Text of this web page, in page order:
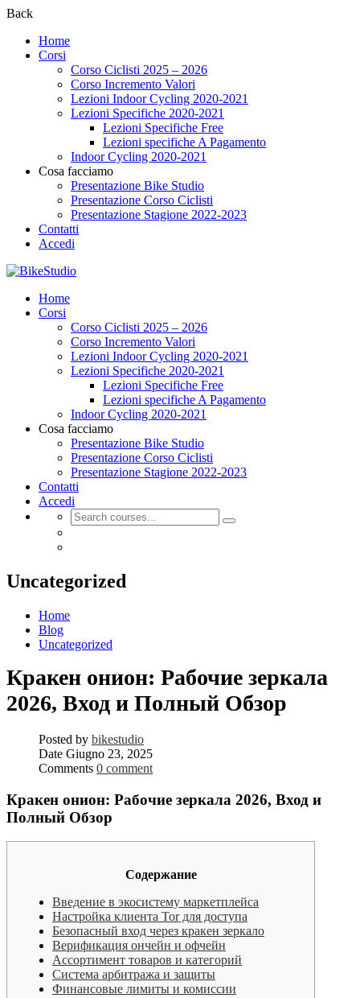
Back
Home
Corsi
Corso Ciclisti 2025 – 2026
Corso Incremento Valori
Lezioni Indoor Cycling 2020-2021
Lezioni Specifiche 2020-2021
Lezioni Specifiche Free
Lezioni specifiche A Pagamento
Indoor Cycling 2020-2021
Cosa facciamo
Presentazione Bike Studio
Presentazione Corso Ciclisti
Presentazione Stagione 2022-2023
Contatti
Accedi
Home
Corsi
Corso Ciclisti 2025 – 2026
Corso Incremento Valori
Lezioni Indoor Cycling 2020-2021
Lezioni Specifiche 2020-2021
Lezioni Specifiche Free
Lezioni specifiche A Pagamento
Indoor Cycling 2020-2021
Cosa facciamo
Presentazione Bike Studio
Presentazione Corso Ciclisti
Presentazione Stagione 2022-2023
Contatti
Accedi
Uncategorized
Home
Blog
Uncategorized
Кракен онион: Рабочие зеркала
2026, Вход и Полный Обзор
Posted by bikestudio
Date Giugno 23, 2025
Comments 0 comment
Кракен онион: Рабочие зеркала 2026, Вход и
Полный Обзор
Содержание
Введение в экосистему маркетплейса
Настройка клиента Tor для доступа
Безопасный вход через кракен зеркало
Верификация ончейн и офчейн
Ассортимент товаров и категорий
Система арбитража и защиты
Финансовые лимиты и комиссии